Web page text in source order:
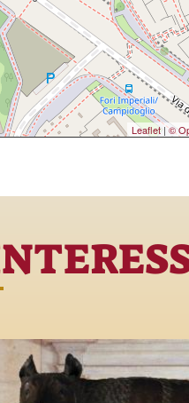
Leaflet|©